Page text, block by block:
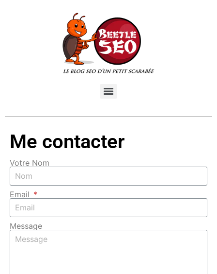
Me contacter
Votre Nom
Email
Message